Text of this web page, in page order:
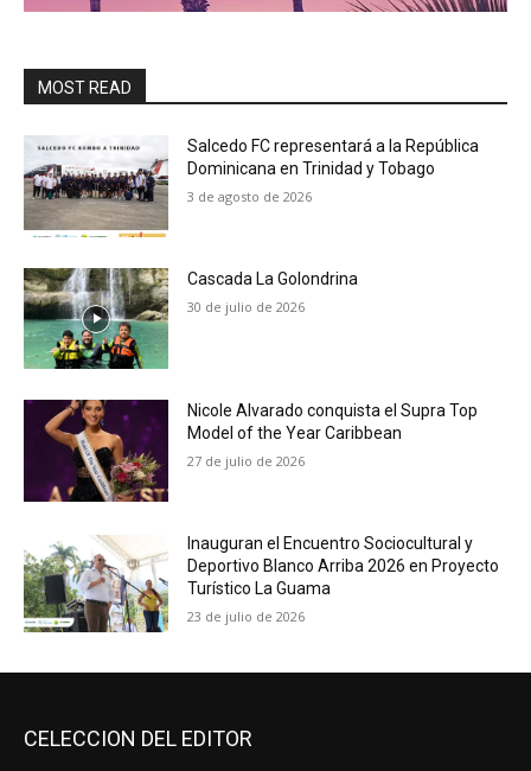
MOST READ
Salcedo FC representará a la República
Dominicana en Trinidad y Tobago
3 de agosto de 2026
Cascada La Golondrina
30 de julio de 2026
Nicole Alvarado conquista el Supra Top
Model of the Year Caribbean
27 de julio de 2026
Inauguran el Encuentro Sociocultural y
Deportivo Blanco Arriba 2026 en Proyecto
Turístico La Guama
23 de julio de 2026
CELECCION DEL EDITOR